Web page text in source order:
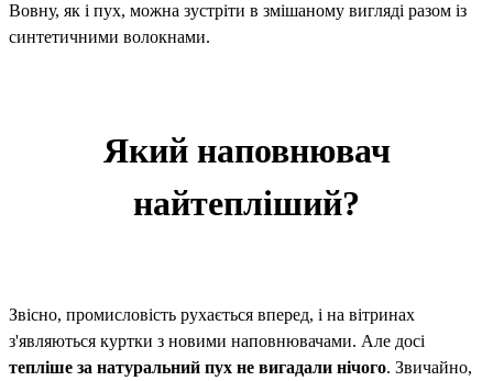
Вовну, як і пух, можна зустріти в змішаному вигляді разом із
синтетичними волокнами.
Який наповнювач
найтепліший?
Звісно, промисловість рухається вперед, і на вітринах
з'являються куртки з новими наповнювачами. Але досі
тепліше за натуральний пух не вигадали нічого. Звичайно,